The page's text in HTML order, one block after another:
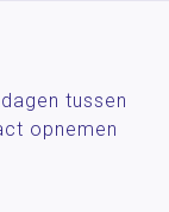
tussen
opnemen